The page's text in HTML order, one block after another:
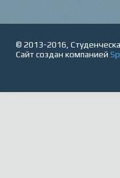
© 2013-2016,
Сайт создан компанией